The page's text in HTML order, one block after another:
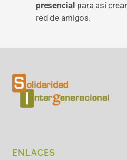
presencial para así
red de amigos.
ENLACES